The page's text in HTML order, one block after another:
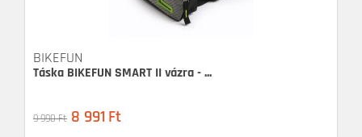
BIKEFUN
Táska BIKEFUN SMART II vázra - ...
9 990Ft 8 991 Ft